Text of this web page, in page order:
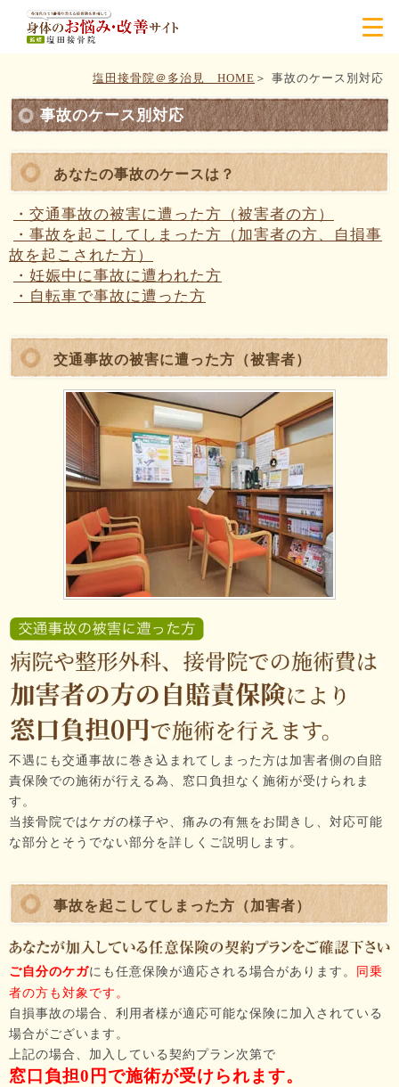
塩田接骨院＠多治見 HOME 事故のケース別対応
事故のケース別対応
あなたの事故のケースは？
・交通事故の被害に遭った方（被害者の方）
・事故を起こしてしまった方（加害者の方、自損事
故を起こされた方）
・妊娠中に事故に遭われた方
・自転車で事故に遭った方
交通事故の被害に遭った方（被害者）
不遇にも交通事故に巻き込まれてしまった方は加害者側の自賠
責保険での施術が行える為、窓口負担なく施術が受けられま
す。
当接骨院ではケガの様子や、痛みの有無をお聞きし、対応可能
な部分とそうでない部分を詳しくご説明します。
事故を起こしてしまった方（加害者）
ご自分のケガにも任意保険が適応される場合があります。 同乗
者の方も対象です。
自損事故の場合、利用者様が適応可能な保険に加入されている
場合がございます。
上記の場合、加入している契約プラン次第で
窓口負担0円で施術が受けられます。